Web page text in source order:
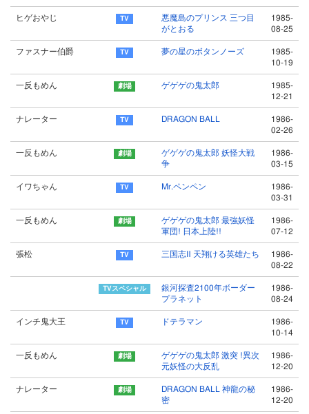
ヒゲおやじ
悪魔島のプリンス 三つ目
がとおる
1985-
08-25
ファスナー伯爵 夢の星のボタンノーズ
1985-
10-19
一反もめん ゲゲゲの鬼太郎
1985-
12-21
ナレーター DRAGON BALL
1986-
02-26
一反もめん
ゲゲゲの鬼太郎 妖怪大戦
争
1986-
03-15
イワちゃん Mr.ペンペン
1986-
03-31
一反もめん
ゲゲゲの鬼太郎 最強妖怪
軍団! 日本上陸!!
1986-
07-12
張松 三国志Ⅱ 天翔ける英雄たち
1986-
08-22
銀河探査2100年ボーダー
プラネット
1986-
08-24
インチ鬼大王 ドテラマン
1986-
10-14
一反もめん
ゲゲゲの鬼太郎 激突 !異次
元妖怪の大反乱
1986-
12-20
ナレーター
DRAGON BALL 神龍の秘
密
1986-
12-20